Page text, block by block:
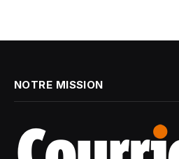
NOTRE MISSION